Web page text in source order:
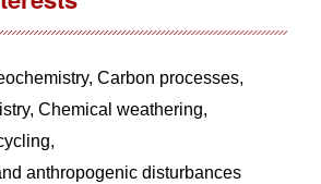
Carbon processes,
Chemical weathering,
anthropogenic disturbances